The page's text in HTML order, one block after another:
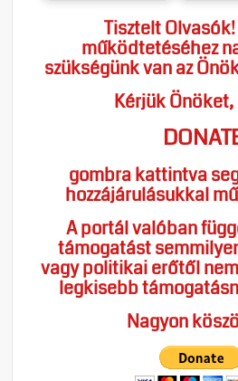
Tisztelt
működtetéséhez
szükségünk van az
Kérjük
gombra kattintva
hozzájárulásukkal
A portál valóban
támogatást
vagy politikai erőtől
legkisebb
Nagyon